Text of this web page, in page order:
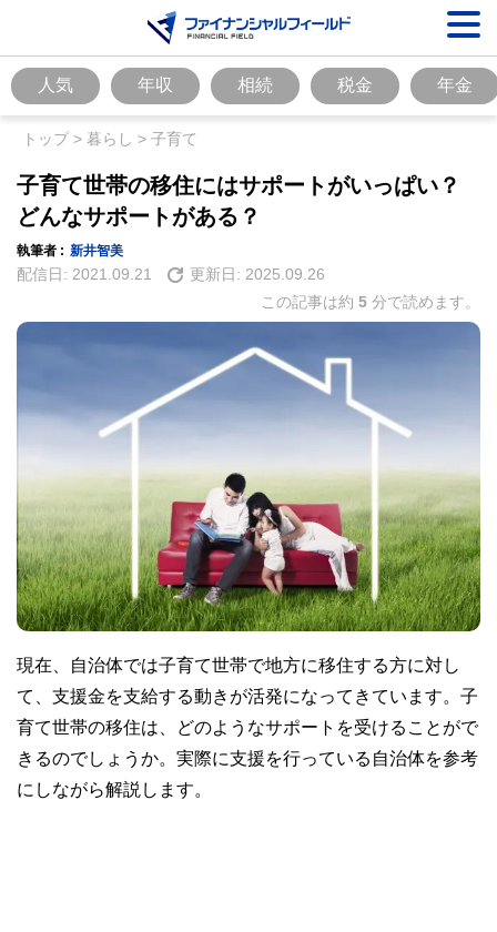
人気 年収 相続 税金 年金
トップ> 暮らし > 子育て
子育て世帯の移住にはサポートがいっぱい？
どんなサポートがある？
執筆者 : 新井智美
配信日: 2021.09.21 更新日: 2025.09.26
この記事は約 5 分で読めます。
現在、自治体では子育て世帯で地方に移住する方に対し
て、支援金を支給する動きが活発になってきています。子
育て世帯の移住は、どのようなサポートを受けることがで
きるのでしょうか。実際に支援を行っている自治体を参考
にしながら解説します。